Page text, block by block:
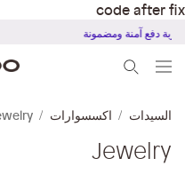
code after fix
تجربة دفع آمنة ومضمونة
السيدات اكسسوارات
Jewelry